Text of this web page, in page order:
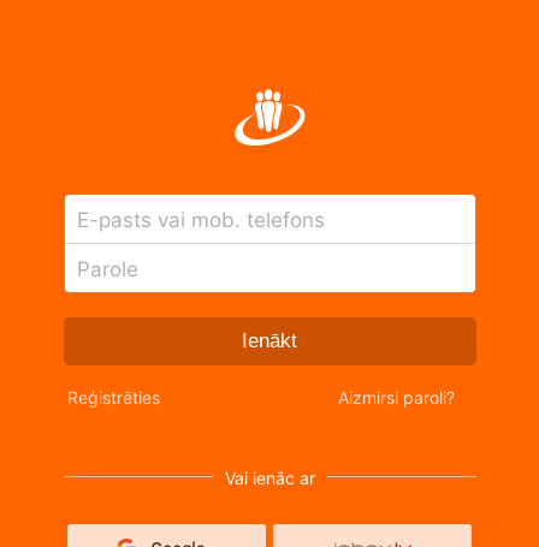
E-pasts vai mob. telefons
Parole
Ienākt
Reģistrēties Aizmirsi paroli?
Vai ienāc ar